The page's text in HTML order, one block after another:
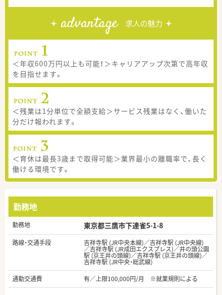
advantage 求人の魅力
＜年収600万円以上も可能！＞キャリアアップ次第で高年収
を目指せます。
＜残業は1分単位で全額支給＞サービス残業はなく、働いた
分だけ報われます。
＜育休は最長3歳まで取得可能＞業界最小の離職率で、長く
働ける環境です。
勤務地
勤務地 東京都三鷹市下連雀5-1-8
路線・交通手段 吉祥寺駅 (JR中央本線)／吉祥寺駅 (JR中央線)
／吉祥寺駅 (JR成田エクスプレス)／井の頭公園
駅 (京王井の頭線)／吉祥寺駅 (京王井の頭線)／
吉祥寺駅 (JR中央・総武線)
通勤交通費
有／上限100,000円/月 ※就業規則による